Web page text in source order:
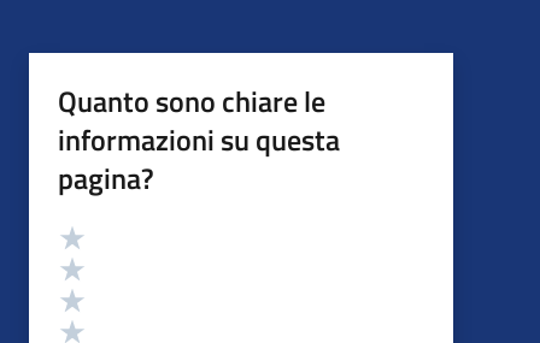
Quanto sono chiare le
informazioni su questa
pagina?
Valutazione